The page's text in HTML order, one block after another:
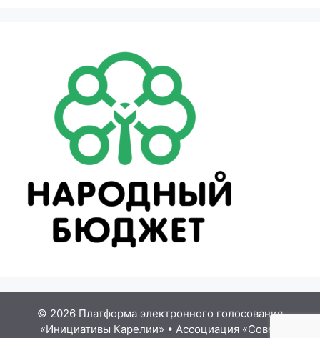
© 2026 Платформа электронного голосования
«Инициативы Карелии» • Ассоциация «Совет